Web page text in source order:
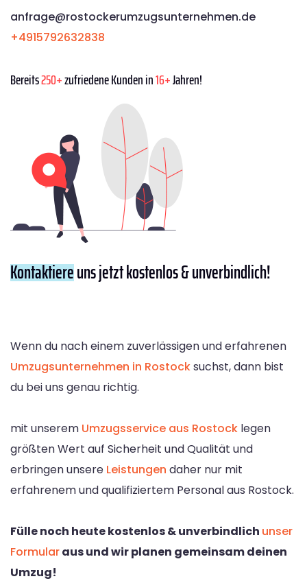
anfrage@rostockerumzugsunternehmen.de
+4915792632838
Bereits250+zufriedene Kunden in16+Jahren!
Kontaktiereuns jetzt kostenlos & unverbindlich!
Wenn du nach einem zuverlässigen und erfahrenen
Umzugsunternehmen in Rostocksuchst, dann bist
du bei uns genau richtig.
mit unserem Umzugsservice aus Rostock legen
größten Wert auf Sicherheit und Qualität und
erbringen unsere Leistungen daher nur mit
erfahrenem und qualifiziertem Personal aus Rostock.
Fülle noch heute kostenlos & unverbindlich unser
Formularaus und wir planen gemeinsam deinen
Umzug!